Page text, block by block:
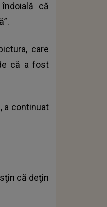
că
care
că a fost
a continuat
că deţin